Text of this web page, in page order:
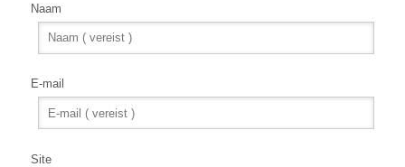
Naam
E-mail
Site